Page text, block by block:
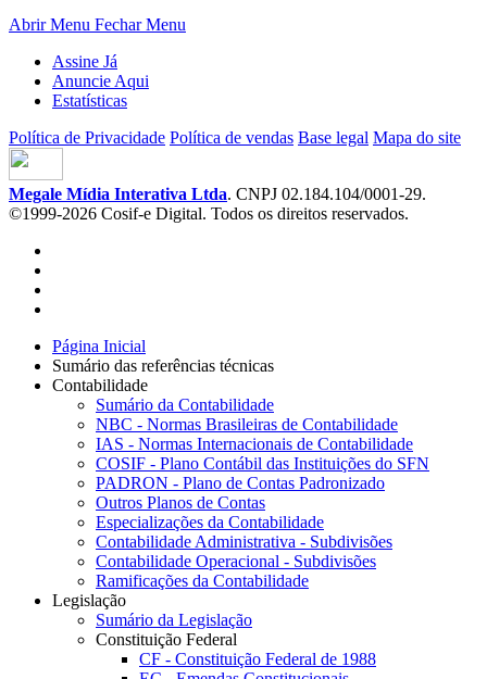
Abrir Menu Fechar Menu
Assine Já
Anuncie Aqui
Estatísticas
Política de Privacidade Política de vendas Base legal Mapa do site
Megale Mídia Interativa Ltda. CNPJ 02.184.104/0001-29.
©1999-2026 Cosif-e Digital. Todos os direitos reservados.
Página Inicial
Sumário das referências técnicas
Contabilidade
Sumário da Contabilidade
NBC - Normas Brasileiras de Contabilidade
IAS - Normas Internacionais de Contabilidade
COSIF - Plano Contábil das Instituições do SFN
PADRON - Plano de Contas Padronizado
Outros Planos de Contas
Especializações da Contabilidade
Contabilidade Administrativa - Subdivisões
Contabilidade Operacional - Subdivisões
Ramificações da Contabilidade
Legislação
Sumário da Legislação
Constituição Federal
CF - Constituição Federal de 1988